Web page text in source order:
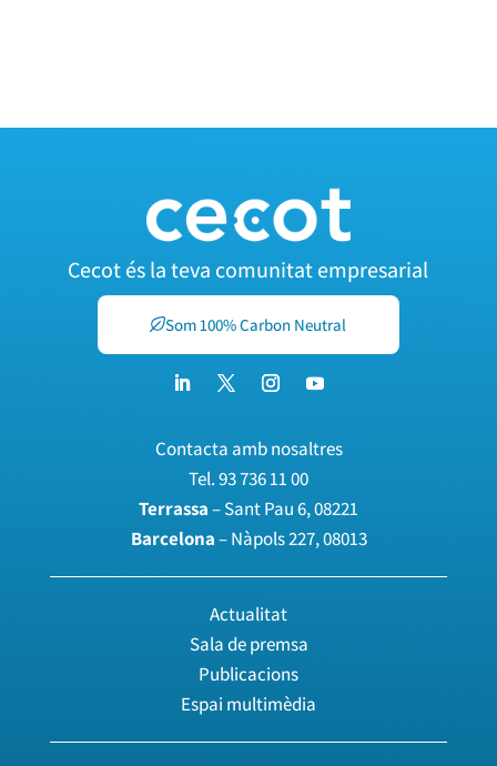
Cecot és la teva comunitat empresarial
Som 100% Carbon Neutral
Contacta amb nosaltres
Tel.93 736 11 00
Terrassa– Sant Pau 6, 08221
Barcelona– Nàpols 227, 08013
Actualitat
Sala de premsa
Publicacions
Espai multimèdia